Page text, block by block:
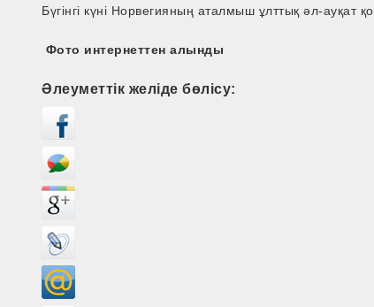
Бүгінгі күні Норвегияның аталмыш ұлттық әл-ауқат
Фото интернеттен алынды
Әлеуметтік желіде бөлісу: